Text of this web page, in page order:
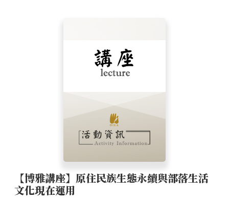
【博雅講座】原住民族生態永續與部落生活
文化現在運用